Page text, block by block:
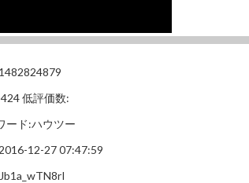
低評価数:
ード:ハウツー
12-27 07:47:59